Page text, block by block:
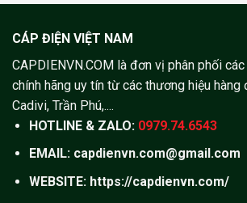
CÁP ĐIỆN VIỆT NAM
CAPDIENVN.COM là đơn vị phân phối
chính hãng uy tín từ các thương hiệu hàng
Cadivi, Trần Phú,....
HOTLINE & ZALO: 0979.74.6543
EMAIL: capdienvn.com@gmail.com
WEBSITE: https://capdienvn.com/